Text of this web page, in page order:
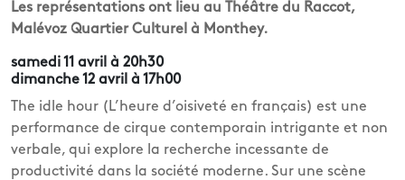
Les représentations ont lieu au Théâtre du Raccot,
Malévoz Quartier Culturel à Monthey.
samedi 11 avril à 20h30
dimanche 12 avril à 17h00
The idle hour (L’heure d’oisiveté en français) est une
performance de cirque contemporain intrigante et non
verbale, qui explore la recherche incessante de
productivité dans la société moderne. Sur une scène